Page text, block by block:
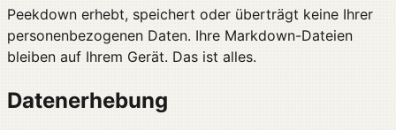
Peekdown erhebt, speichert oder überträgt keine Ihrer
personenbezogenen Daten. Ihre Markdown-Dateien
bleiben auf Ihrem Gerät. Das ist alles.
Datenerhebung